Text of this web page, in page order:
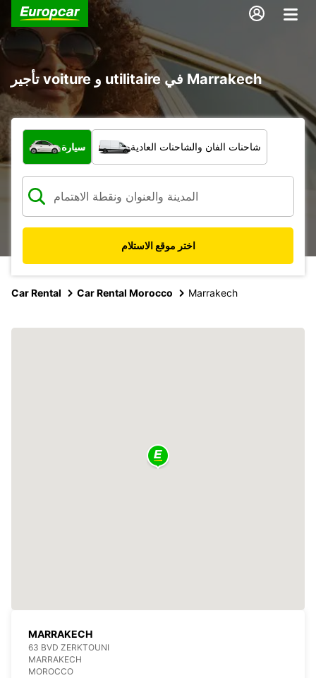
تأجير voiture و utilitaire في Marrakech
ما نوع المركبة؟
سيارة شاحنات الفان والشاحنات العادية
اختر موقع الاستلام
Car Rental Car Rental Morocco Marrakech
MARRAKECH
63 BVD ZERKTOUNI
MARRAKECH
MOROCCO